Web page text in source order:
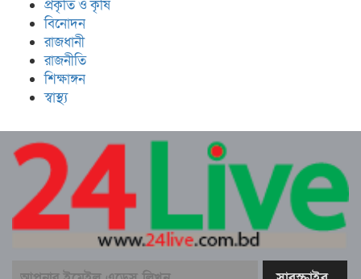
প্রকৃতি ও কৃষি
বিনোদন
রাজধানী
রাজনীতি
শিক্ষাঙ্গন
স্বাস্থ্য